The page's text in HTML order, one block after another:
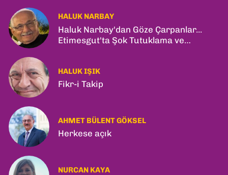
HALUK NARBAY
Haluk Narbay'dan Göze Çarpanlar...
Etimesgut'ta Şok Tutuklama ve
HALUK IŞIK
Fikr-i Takip
AHMET BÜLENT GÖKSEL
Herkese açık
NURCAN KAYA